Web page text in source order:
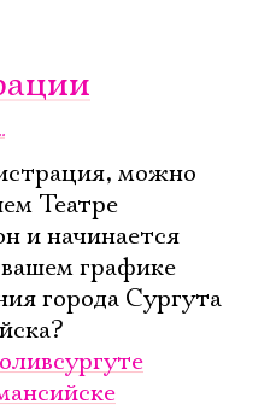
можно
Театре
и начинается
графике
города Сургута